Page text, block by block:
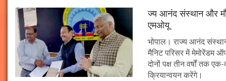
ज्य आनंद संस्थान और
एमओयू
भोपाल। राज्य आनंद
मैनिट परिसर में मेमोरेंडम
दोनों पक्ष तीन वर्षों तक
क्रियान्वयन करेंगे।